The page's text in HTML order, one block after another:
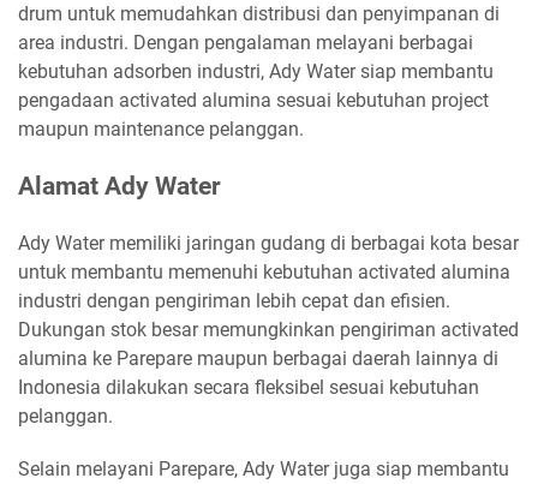
drum untuk memudahkan distribusi dan penyimpanan di
area industri. Dengan pengalaman melayani berbagai
kebutuhan adsorben industri, Ady Water siap membantu
pengadaan activated alumina sesuai kebutuhan project
maupun maintenance pelanggan.
Alamat Ady Water
Ady Water memiliki jaringan gudang di berbagai kota besar
untuk membantu memenuhi kebutuhan activated alumina
industri dengan pengiriman lebih cepat dan efisien.
Dukungan stok besar memungkinkan pengiriman activated
alumina ke Parepare maupun berbagai daerah lainnya di
Indonesia dilakukan secara fleksibel sesuai kebutuhan
pelanggan.
Selain melayani Parepare, Ady Water juga siap membantu